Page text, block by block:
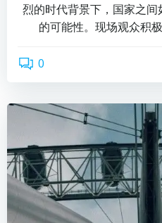
烈的时代背景下，国家之
的可能性。现场观众积
0